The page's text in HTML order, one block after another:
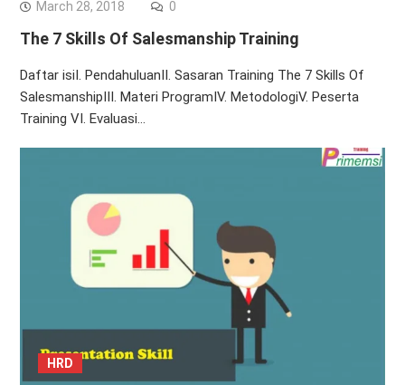
March 28, 2018 0
The 7 Skills Of Salesmanship Training
Daftar isiI. PendahuluanII. Sasaran Training The 7 Skills Of
SalesmanshipIII. Materi ProgramIV. MetodologiV. Peserta
Training VI. Evaluasi…
HRD